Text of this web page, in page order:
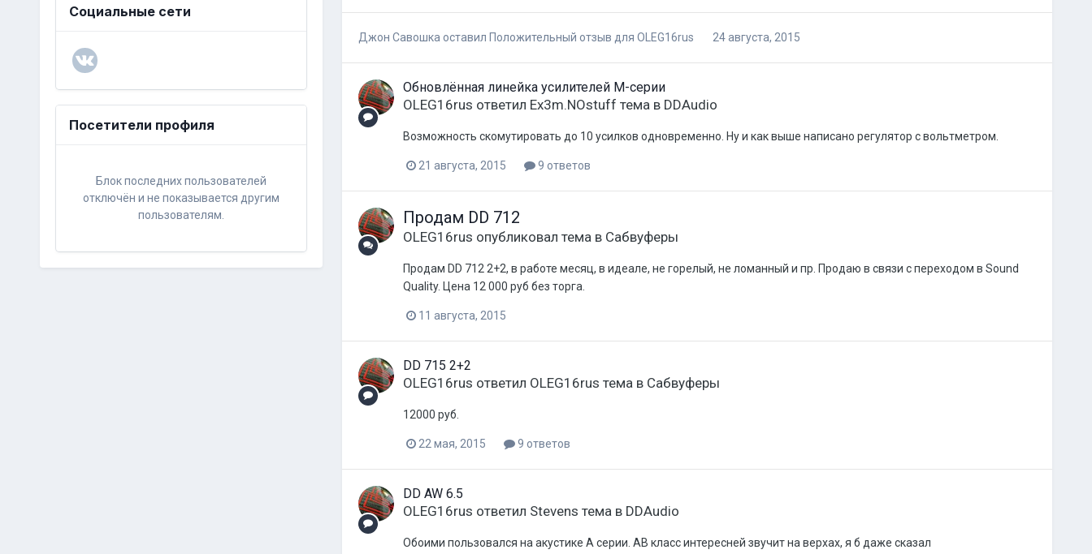
Социальные сети
Посетители профиля
Блок последних пользователей
отключён и не показывается другим
пользователям.
Джон Савошка оставил Положительный отзыв для OLEG16rus 24 августа, 2015
Обновлённая линейка усилителей М-серии
OLEG16rus ответил Ex3m.NOstuff тема в DDAudio
Возможность скомутировать до 10 усилков одновременно. Ну и как выше написано регулятор с вольтметром.
21 августа, 2015 9 ответов
Продам DD 712
OLEG16rus опубликовал тема в Сабвуферы
Продам DD 712 2+2, в работе месяц, в идеале, не горелый, не ломанный и пр. Продаю в связи с переходом в Sound
Quality. Цена 12 000 руб без торга.
11 августа, 2015
DD 715 2+2
OLEG16rus ответил OLEG16rus тема в Сабвуферы
12000 руб.
22 мая, 2015 9 ответов
DD AW 6.5
OLEG16rus ответил Stevens тема в DDAudio
Обоими пользовался на акустике А серии. AB класс интересней звучит на верхах, я б даже сказал